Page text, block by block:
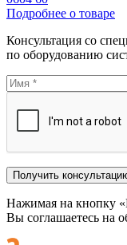
Подробнее о товаре
Консультация со
по оборудованию
Нажимая на кнопку
Вы соглашаетесь на